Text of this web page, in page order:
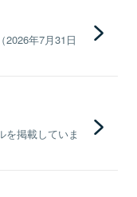
2026年7月31日
を掲載していま